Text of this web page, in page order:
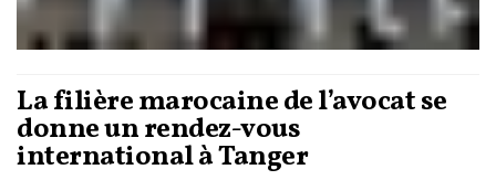
La filière marocaine de l’avocat se
donne un rendez-vous
international à Tanger